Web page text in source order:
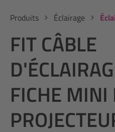
Produits Éclairage
FIT CÂBLE
FICHE MINI